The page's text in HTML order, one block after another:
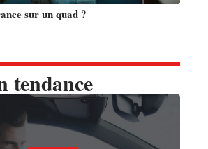
sur un quad ?
tendance